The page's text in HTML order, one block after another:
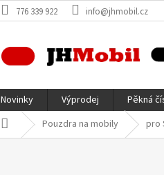
776 339 922 info@jhmobil.cz
Novinky Výprodej Pěkná
Domů Pouzdra na mobily pro